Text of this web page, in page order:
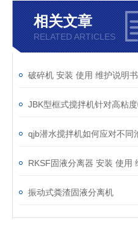
相关文章
RELATED ARTICLES
破碎机 安装 使用 维护说明书
振动式粪渣固液分离机